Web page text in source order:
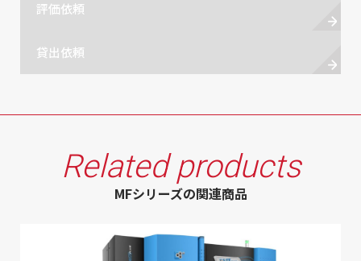
評価依頼
貸出依頼
Related products
MFシリーズの関連商品